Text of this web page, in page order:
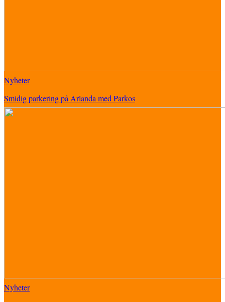
Nyheter
Smidig parkering på Arlanda med Parkos
Nyheter